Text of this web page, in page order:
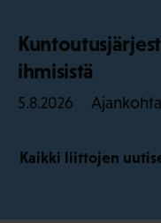
ihmisistä
5.8.2026
Kaikki liittojen